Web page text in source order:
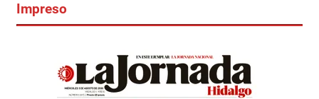
Impreso